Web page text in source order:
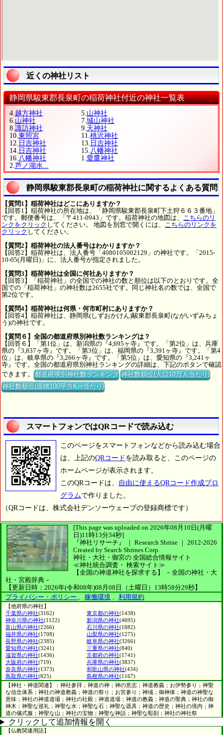
近くの神社リスト
静岡県駿東郡長泉町の稲荷神社付近の神社一覧表
4.越方神社 5.山神社
6.山神社 7.城山神社
8.諏訪神社 9.天神社
10.東照宮 11.桃沢神社
12. 日吉神社 13. 日吉神社
14. 日吉神社 15.八幡神社
16.八幡神社 1.愛鷹神社
2.芦ノ湖水...
静岡県駿東郡長泉町の稲荷神社に関するよくある質問
【質問1】稲荷神社はどこにありますか？
【回答1】稲荷神社の所在地は、「静岡県駿東郡長泉町下土狩６６３番地」
です。郵便番号は、「〒411-0943」です。稲荷神社の地図は、 こちらのリ
ンクをクリック してください。 地図を別窓で開くには、 こちらのリンクを
クリック してください。
【質問2】稲荷神社の法人番号はわかりますか？
【回答2】稲荷神社は、法人番号「4080105002129」の神社です。「2015-
10-05(月曜日)」に、法人番号が指定されました。
【質問3】稲荷神社は全国に何社ありますか？
【回答3】「稲荷神社」の全国での神社の数と順位は以下のとおりです。全
国での「稲荷神社」の神社数は2655社です。同じ神社名の数では、全国で
第2位です。
【質問4】稲荷神社は何県・何市町村にありますか？
【回答4】稲荷神社は、静岡県(しずおかけん)駿東郡長泉町(ながいずみちょ
う)の神社です。
【質問６】全国の都道府県別神社数ランキングは？
【回答６】「第1位」は、新潟県の『4,695ヶ寺』です。「第2位」は、兵庫
県の『3,837ヶ寺』です。「第3位」は、福岡県の『3,391ヶ寺』です。「第4
位」は、岐阜県の『3,266ヶ寺』です。「第5位」は、愛知県の『3,241ヶ
寺』です。全国の都道府県別神社ランキングの詳細は、下記のボタンで確認
できます。都道府県別神社数ランキング 神社数順位(人口10万人当たり)
神社数順位(面積100平方Km当たり)
スマートフォンではQRコードで読み込む
このページをスマートフォンなどから読み込む場合
は、上記のQRコード を読み取ると、このページの
ホームページが表示されます。
このQRコードは、
自由に使えるQRコード作成プロ
グラムで作りました。
（QRコードは、株式会社デンソーウェーブの登録商標です）
[This page was uploaded on 2026年08月10日(月曜
日)11時13分34秒]
『神社リサーチ』 ｜ Research Shrine ｜ 2012-2026
Created by Search Shrines Corp.
神社・大社・御宮の 全国総合情報サイト
≪神社統合調査・ 検索サイト≫
【全国の神道神社を探求する】
－全国の神社・大
社・宮殿辞典－
【更新日時：2026年(令和08年)08月08日（土曜日）13時58分29秒】
プライバシー・ポリシー 、 稼働環境 、 利用規約
【他府県の神社】
千葉県の神社(3162) 東京都の神社(1438)
神奈川県の神社(1122) 新潟県の神社(4695)
富山県の神社(2266) 石川県の神社(1882)
福井県の神社(1708) 山梨県の神社(1275)
長野県の神社(2385) 岐阜県の神社(3266)
愛知県の神社(3241) 三重県の神社(840)
滋賀県の神社(1436) 京都府の神社(1741)
大阪府の神社(719) 兵庫県の神社(3837)
奈良県の神社(1373) 和歌山県の神社(434)
鳥取県の神社(825) 島根県の神社(1167)
【神社・神道関連】：神社参拝；神道の神；神の意志；神道教義；お伊勢参り；神聖
な信念体系；神社の神道教義；神道の祭り；お宮参り；神域；御神体；神道の神聖な
意味；神社の神道道場；神社の社殿；神道道場；神道の教義；神道の聖典；神社の御
神木；神聖な巡礼；神聖な水；神聖な石；神聖な器具；神道の歴史；神社の境内；神
道の儀式服；神聖な山；神社の宝物；神聖な神話；神聖な彫刻；神社の神社祭
クリックして追加情報を開く
【仏教関連用語】